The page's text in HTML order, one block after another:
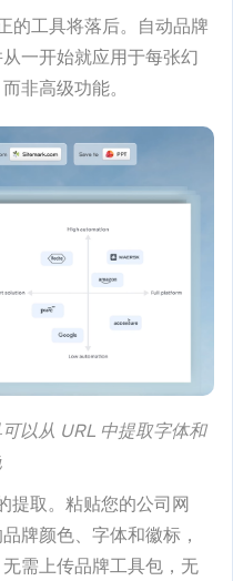
的工具将落后。自动品牌
一开始就应用于每张幻
非高级功能。
以从 URL 中提取字体和
提取。粘贴您的公司网
牌颜色、字体和徽标，
需上传品牌工具包，无